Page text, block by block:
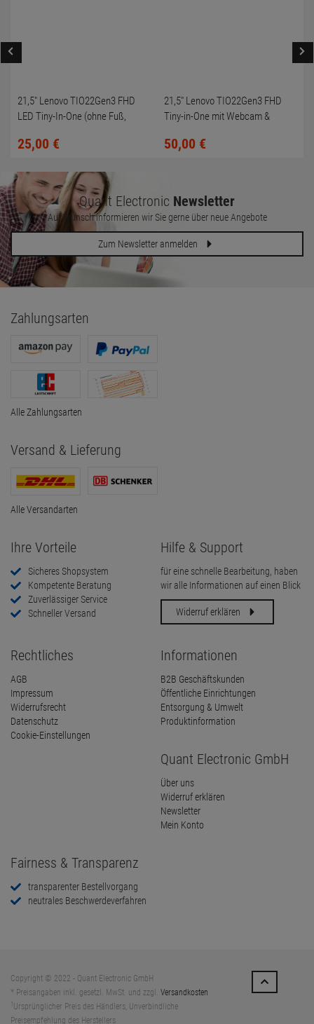
21,5" Lenovo TIO22Gen3 FHD
LED Tiny-In-One (ohne Fuß,
25,00 €
21,5" Lenovo TIO22Gen3 FHD
Tiny-in-One mit Webcam &
50,00 €
Quant Electronic Newsletter
Auf Wunsch informieren wir Sie gerne über neue Angebote
Zum Newsletter anmelden
Zahlungsarten
Alle Zahlungsarten
Versand & Lieferung
Alle Versandarten
Ihre Vorteile
Sicheres Shopsystem
Kompetente Beratung
Zuverlässiger Service
Schneller Versand
Hilfe & Support
für eine schnelle Bearbeitung, haben
wir alle Informationen auf einen Blick
Widerruf erklären
Rechtliches
AGB
Impressum
Widerrufsrecht
Datenschutz
Cookie-Einstellungen
Informationen
B2B Geschäftskunden
Öffentliche Einrichtungen
Entsorgung & Umwelt
Produktinformation
Quant Electronic GmbH
Über uns
Widerruf erklären
Newsletter
Mein Konto
Fairness & Transparenz
transparenter Bestellvorgang
neutrales Beschwerdeverfahren
Copyright © 2022 - Quant Electronic GmbH
* Preisangaben inkl. gesetzl. MwSt. und zzgl. Versandkosten
Ursprünglicher Preis des Händlers, Unverbindliche
Preisempfehlung des Herstellers